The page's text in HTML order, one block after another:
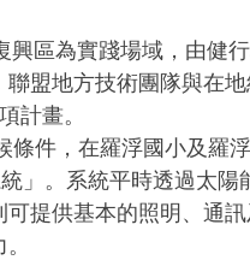
盟地方技術團隊與在
計畫。
」。系統平時透過太陽
提供基本的照明、通訊